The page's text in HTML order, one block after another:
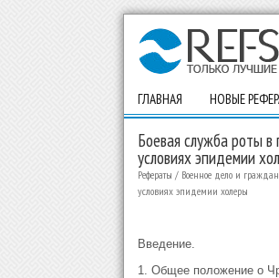
ГЛАВНАЯ НОВЫЕ
Боевая служба роты в
условиях эпидемии
Рефераты / Военное дело и
условиях эпидемии холеры
Введение.
1. Общее положение о